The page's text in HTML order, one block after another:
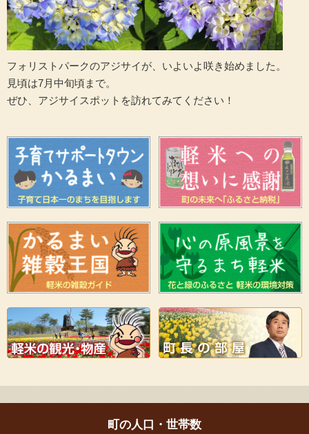
フォリストパークのアジサイが、いよいよ咲き始めました。
見頃は7月中旬頃まで。
ぜひ、アジサイスポットを訪れてみてください！
町の人口・世帯数